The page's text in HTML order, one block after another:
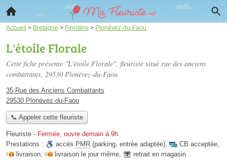
Accueil > Bretagne > Finistère > Plonévez-du-Faou
L'étoile Florale
Cette fiche présente "L'étoile Florale", fleuriste situé rue des anciens
combattants, 29530 Plonévez-du-Faou.
35 Rue des Anciens Combattants
29530 Plonévez-du-Faou
📞 Appeler cette fleuriste
Fleuriste - Fermée, ouvre demain à 9h
Prestations :
accès PMR (parking, entrée adaptée), CB acceptée,
livraison, livraison le jour même,
retrait en magasin